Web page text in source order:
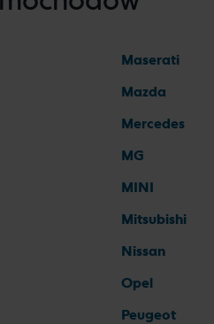
Maserati
Mazda
Mercedes
MG
MINI
Mitsubishi
Nissan
Opel
Peugeot